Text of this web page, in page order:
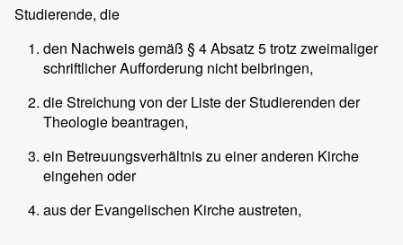
Studierende, die
den Nachweis gemäß § 4 Absatz 5 trotz zweimaliger
schriftlicher Aufforderung nicht beibringen,
die Streichung von der Liste der Studierenden der
Theologie beantragen,
ein Betreuungsverhältnis zu einer anderen Kirche
eingehen oder
aus der Evangelischen Kirche austreten,